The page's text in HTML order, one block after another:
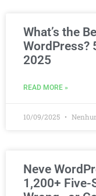
What’s the
WordPress?
2025
READ MORE »
10/09/2025
Neve
1,200+ Five-